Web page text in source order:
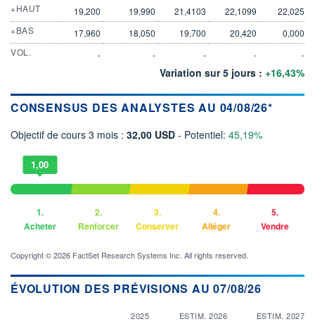
+HAUT
19,200 19,990 21,4103 22,1099
22,025
+BAS
17,960 18,050 19,700 20,420
0,000
VOL.
- - - - -
Variation sur 5 jours : +16,43%
CONSENSUS DES ANALYSTES AU 04/08/26*
Objectif de cours 3 mois : 32,00 USD - Potentiel: 45,19%
1,00
1.
Acheter
2.
Renforcer
3.
Conserver
4.
Alléger
5.
Vendre
Copyright © 2026 FactSet Research Systems Inc. All rights reserved.
ÉVOLUTION DES PRÉVISIONS AU 07/08/26
2025 ESTIM. 2026 ESTIM. 2027